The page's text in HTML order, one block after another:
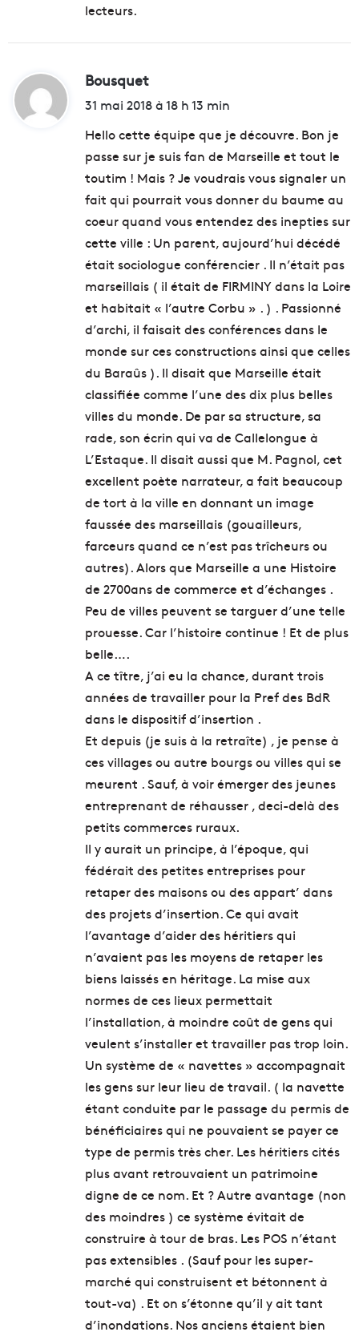
lecteurs.
Bousquet
i
31 mai 2018 à 18 h 13 min
Hello cette équipe que je découvre. Bon je
passe sur je suis fan de Marseille et tout le
toutim ! Mais ? Je voudrais vous signaler un
fait qui pourrait vous donner du baume au
coeur quand vous entendez des inepties sur
cette ville : Un parent, aujourd’hui décédé
était sociologue conférencier . Il n’était pas
marseillais ( il était de FIRMINY dans la Loire
et habitait « l’autre Corbu » . ) . Passionné
d’archi, il faisait des conférences dans le
monde sur ces constructions ainsi que celles
du Baraûs ). Il disait que Marseille était
classifiée comme l’une des dix plus belles
villes du monde. De par sa structure, sa
rade, son écrin qui va de Callelongue à
L’Estaque. Il disait aussi que M. Pagnol, cet
excellent poète narrateur, a fait beaucoup
de tort à la ville en donnant un image
faussée des marseillais (gouailleurs,
farceurs quand ce n’est pas trîcheurs ou
autres). Alors que Marseille a une Histoire
de 2700ans de commerce et d’échanges .
Peu de villes peuvent se targuer d’une telle
prouesse. Car l’histoire continue ! Et de plus
belle….
A ce tître, j’ai eu la chance, durant trois
années de travailler pour la Pref des BdR
dans le dispositif d’insertion .
Et depuis (je suis à la retraîte) , je pense à
ces villages ou autre bourgs ou villes qui se
meurent . Sauf, à voir émerger des jeunes
entreprenant de réhausser , deci-delà des
petits commerces ruraux.
Il y aurait un principe, à l’époque, qui
fédérait des petites entreprises pour
retaper des maisons ou des appart’ dans
des projets d’insertion. Ce qui avait
l’avantage d’aider des héritiers qui
n’avaient pas les moyens de retaper les
biens laissés en héritage. La mise aux
normes de ces lieux permettait
l’installation, à moindre coût de gens qui
veulent s’installer et travailler pas trop loin.
Un système de « navettes » accompagnait
les gens sur leur lieu de travail. ( la navette
étant conduite par le passage du permis de
bénéficiaires qui ne pouvaient se payer ce
type de permis très cher. Les héritiers cités
plus avant retrouvaient un patrimoine
digne de ce nom. Et ? Autre avantage (non
des moindres ) ce système évitait de
construire à tour de bras. Les POS n’étant
pas extensibles . (Sauf pour les super-
marché qui construisent et bétonnent à
tout-va) . Et on s’étonne qu’il y ait tant
d’inondations. Nos anciens étaient bien